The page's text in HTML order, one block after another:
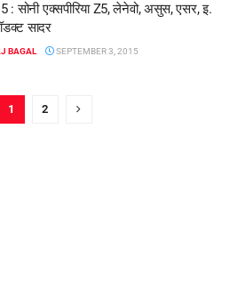
: सोनी एक्सपीरिया Z5, लेनेवो, असुस, एसर, इ.
सादर
BAGAL SEPTEMBER 3, 2015
1 2